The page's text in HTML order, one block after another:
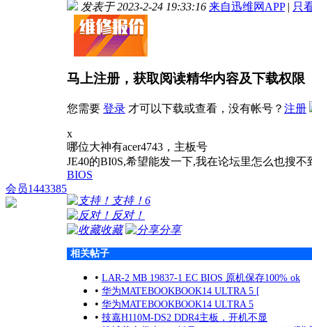
会员1443385
发表于 2023-2-24 19:33:16 来自迅维网APP | 只
马上注册，获取阅读精华内容及下载权限
您需要 登录 才可以下载或查看，没有帐号？ 注册
x
哪位大神有acer4743，主板号
JE40的BI0S,希望能发一下,我在论坛里怎么也搜不
BIOS
支持！ 6
反对！
收藏
分享
相关帖子
• LAR-2 MB 19837-1 EC BIOS 原机保存100% ok
• 华为MATEBOOKBOOK14 ULTRA 5 [
• 华为MATEBOOKBOOK14 ULTRA 5
• 技嘉H110M-DS2 DDR4主板，开机不显